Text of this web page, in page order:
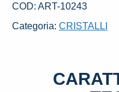
COD: ART-10243
Categoria: CRISTALLI